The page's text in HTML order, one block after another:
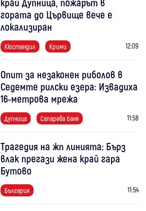
гората до Цървище вече е
локализиран
Кюстендил Крими 12:09
Опит за незаконен риболов в
Седемте рилски езера: Извадиха
16-метрова мрежа
Дупница Сапарева баня 11:58
Трагедия на жп линията: Бърз
влак прегази жена край гара
Бутово
България 11:54